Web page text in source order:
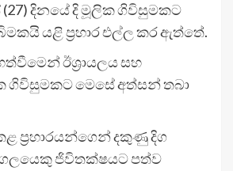
දිනයේ දි මූලික ගිවිසුමකට
යළි ප්‍රහාර එල්ල කර ඇත්තේ.
ඊශ්‍රායලය සහ
මෙසේ අත්සන් තබා
ප්‍රහාරයන්ගෙන් දකුණු දිග
ජිවිතක්ෂයට පත්ව